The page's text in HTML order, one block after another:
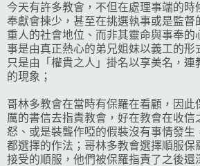
今天有許多教會，不但在處理事端的時
奉獻會揀少，甚至在挑選執事或是監督
重人的社會地位、而非其靈命與事奉的
事是由真正熱心的弟兄姐妹以義工的形
只是由「權貴之人」掛名以享美名，連
的現象；
哥林多教會在當時有保羅在看顧，因此
厲的書信去指責教會，好在教會在收信
怒、或是裝聾作啞的假裝沒有事情發生
都選擇的作法；哥林多教會選擇順服保
接受的順服，他們被保羅指責了之後還